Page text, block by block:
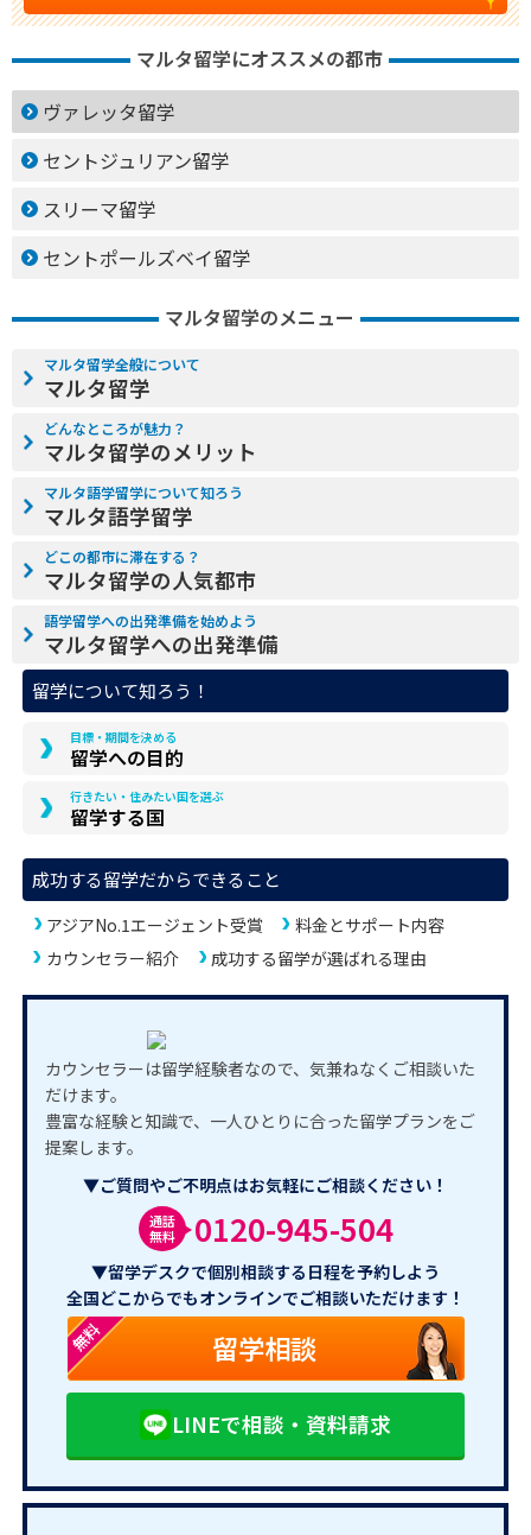
マルタ留学にオススメの都市
ヴァレッタ留学
セントジュリアン留学
スリーマ留学
セントポールズベイ留学
マルタ留学のメニュー
マルタ留学全般について
マルタ留学
どんなところが魅力？
マルタ留学のメリット
マルタ語学留学について知ろう
マルタ語学留学
どこの都市に滞在する？
マルタ留学の人気都市
語学留学への出発準備を始めよう
マルタ留学への出発準備
留学について知ろう！
目標・期間を決める
留学への目的
行きたい・住みたい国を選ぶ
留学する国
成功する留学だからできること
アジアNo.1エージェント受賞
料金とサポート内容
カウンセラー紹介
成功する留学が選ばれる理由
カウンセラーは留学経験者なので、気兼ねなくご相談いた
だけます。
豊富な経験と知識で、一人ひとりに合った留学プランをご
提案します。
▼ご質問やご不明点はお気軽にご相談ください！
通話
無料
0120-945-504
▼留学デスクで個別相談する日程を予約しよう
全国どこからでもオンラインでご相談いただけます！
無料 留学相談
LINEで相談・資料請求